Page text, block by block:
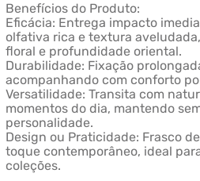
Benefícios do Produto:
Eficácia: Entrega impacto
olfativa rica e textura
floral e profundidade oriental.
Durabilidade: Fixação
acompanhando com conforto
Versatilidade: Transita com
momentos do dia, mantendo
personalidade.
Design ou Praticidade: Frasco
toque contemporâneo, ideal
coleções.